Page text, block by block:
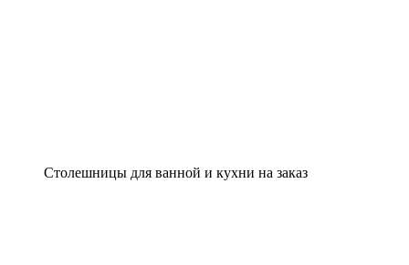
Столешницы для ванной и кухни на заказ